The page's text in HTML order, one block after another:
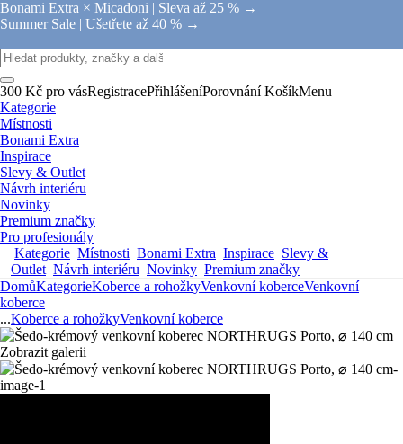
Bonami Extra × Micadoni | Sleva až 25 % →
Summer Sale | Ušetřete až 40 % →
300 Kč pro vásRegistracePřihlášeníPorovnání KošíkMenu
Kategorie
Místnosti
Bonami Extra
Inspirace
Slevy & Outlet
Návrh interiéru
Novinky
Premium značky
Pro profesionály
Kategorie Místnosti Bonami Extra Inspirace Slevy &
Outlet Návrh interiéru Novinky Premium značky
DomůKategorieKoberce a rohožkyVenkovní koberceVenkovní
koberce
...Koberce a rohožkyVenkovní koberce
Zobrazit galerii